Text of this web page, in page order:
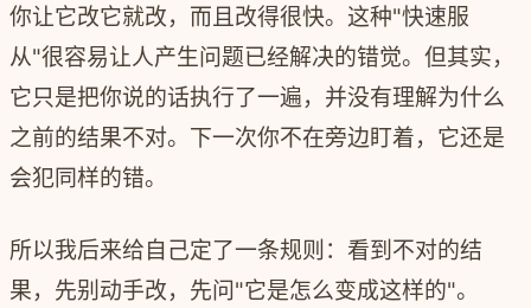
你让它改它就改，而且改得很快。这种"快速服
从"很容易让人产生问题已经解决的错觉。但其实，
它只是把你说的话执行了一遍，并没有理解为什么
之前的结果不对。下一次你不在旁边盯着，它还是
会犯同样的错。
所以我后来给自己定了一条规则：看到不对的结
果，先别动手改，先问"它是怎么变成这样的"。